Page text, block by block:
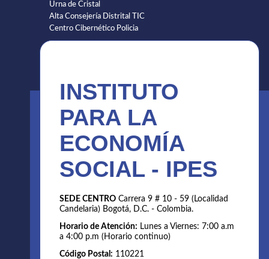
Urna de Cristal
Alta Consejería Distrital TIC
Centro Cibernético Policia
INSTITUTO
PARA LA
ECONOMÍA
SOCIAL - IPES
SEDE CENTRO Carrera 9 # 10 - 59 (Localidad
Candelaria) Bogotá, D.C. - Colombia.
Horario de Atención: Lunes a Viernes: 7:00 a.m
a 4:00 p.m (Horario continuo)
Código Postal: 110221